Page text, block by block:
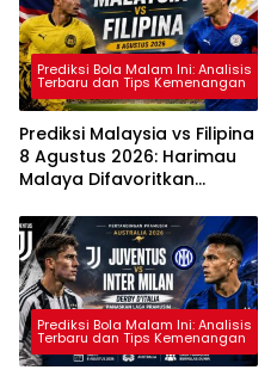
Prediksi Bola Malam Ini: Analisis
Terbaru dan Tips Kemenangan
Prediksi Malaysia vs Filipina
8 Agustus 2026: Harimau
Malaya Difavoritkan
Prediksi Bola Malam Ini: Analisis
Terbaru dan Tips Kemenangan